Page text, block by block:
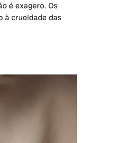
é exagero. Os
à crueldade das